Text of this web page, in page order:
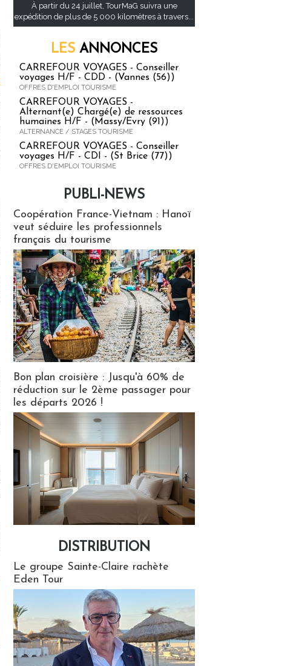
À partir du 24 juillet, TourMaG suivra une
expédition de plus de 5 000 kilomètres à travers...
LES ANNONCES
CARREFOUR VOYAGES - Conseiller
voyages H/F - CDD - (Vannes (56))
OFFRES D'EMPLOI TOURISME
CARREFOUR VOYAGES -
Alternant(e) Chargé(e) de ressources
humaines H/F - (Massy/Evry (91))
ALTERNANCE / STAGES TOURISME
CARREFOUR VOYAGES - Conseiller
voyages H/F - CDI - (St Brice (77))
OFFRES D'EMPLOI TOURISME
PUBLI-NEWS
Coopération France-Vietnam : Hanoï
veut séduire les professionnels
français du tourisme
Bon plan croisière : Jusqu'à 60% de
réduction sur le 2ème passager pour
les départs 2026 !
DISTRIBUTION
Le groupe Sainte-Claire rachète
Eden Tour